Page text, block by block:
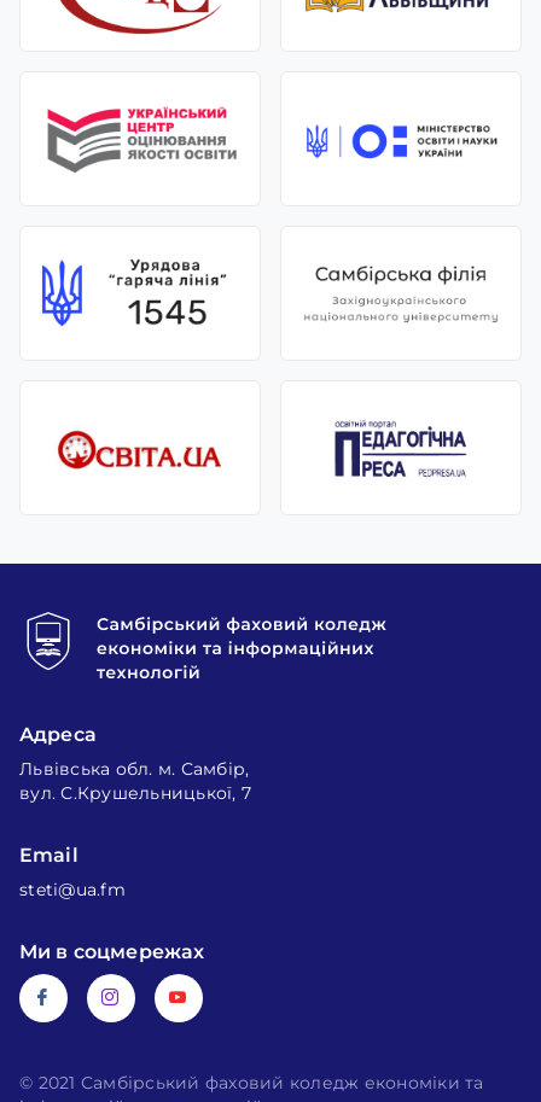
Адреса
Львівська обл. м. Самбір,
вул. С.Крушельницької, 7
Email
steti@ua.fm
Ми в соцмережах
© 2021 Самбірський фаховий коледж економіки та